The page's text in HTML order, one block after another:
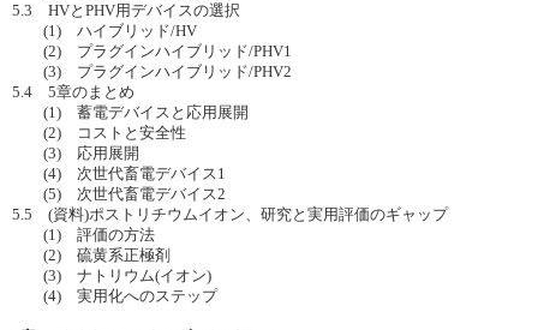
5.3 HVとPHV用デバイスの選択
(1) ハイブリッド/HV
(2) プラグインハイブリッド/PHV1
(3) プラグインハイブリッド/PHV2
5.4 5章のまとめ
(1) 蓄電デバイスと応用展開
(2) コストと安全性
(3) 応用展開
(4) 次世代畜電デバイス1
(5) 次世代畜電デバイス2
5.5 (資料)ポストリチウムイオン、研究と実用評価のギャップ
(1) 評価の方法
(2) 硫黄系正極剤
(3) ナトリウム(イオン)
(4) 実用化へのステップ